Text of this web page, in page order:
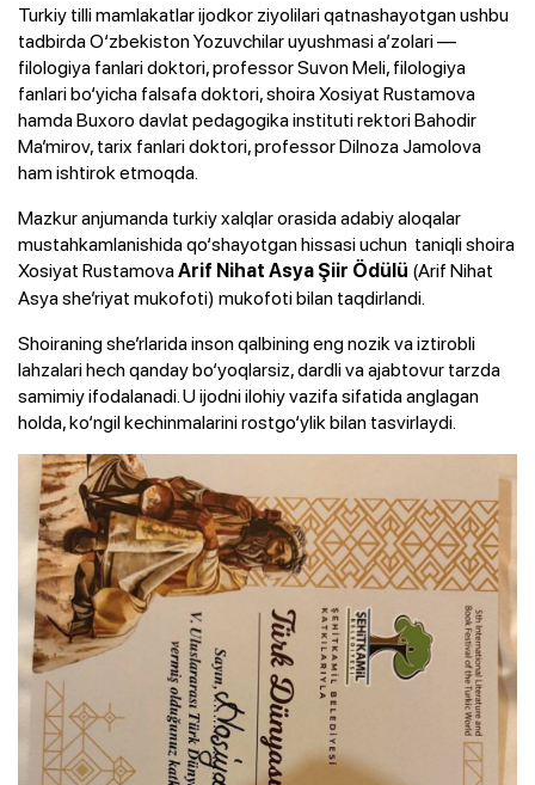
Turkiy tilli mamlakatlar ijodkor ziyolilari qatnashayotgan ushbu
tadbirda O‘zbekiston Yozuvchilar uyushmasi a’zolari —
filologiya fanlari doktori, professor Suvon Meli, filologiya
fanlari bo‘yicha falsafa doktori, shoira Xosiyat Rustamova
hamda Buxoro davlat pedagogika instituti rektori Bahodir
Ma’mirov, tarix fanlari doktori, professor Dilnoza Jamolova
ham ishtirok etmoqda.
Mazkur anjumanda turkiy xalqlar orasida adabiy aloqalar
mustahkamlanishida qo‘shayotgan hissasi uchun taniqli shoira
Xosiyat RustamovaArif Nihat Asya Şiir Ödülü (Arif Nihat
Asya she’riyat mukofoti) mukofoti bilan taqdirlandi.
Shoiraning she’rlarida inson qalbining eng nozik va iztirobli
lahzalari hech qanday bo‘yoqlarsiz, dardli va ajabtovur tarzda
samimiy ifodalanadi. U ijodni ilohiy vazifa sifatida anglagan
holda, ko‘ngil kechinmalarini rostgo‘ylik bilan tasvirlaydi.